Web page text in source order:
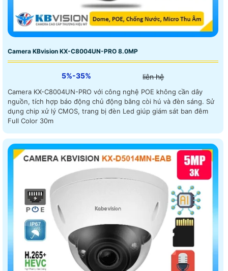
Camera KBvision KX-C8004UN-PRO 8.0MP
5%-35% liên hệ
Camera KX-C8004UN-PRO với công nghệ POE không cần dây
nguồn, tích hợp báo động chủ động bằng còi hú và đèn sáng. Sử
dụng chip xử lý CMOS, trang bị đèn Led giúp giám sát ban đêm
Full Color 30m